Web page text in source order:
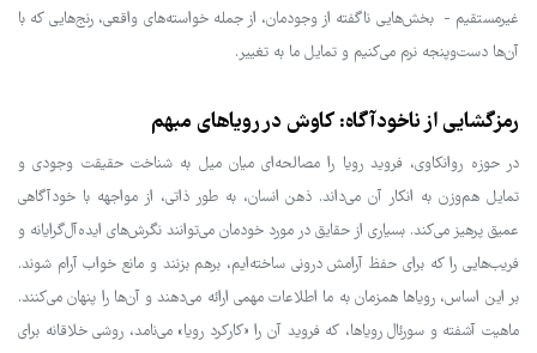
غیرمستقیم - بخش‌هایی ناگفته از وجودمان، از جمله خواسته‌های واقعی، رنج‌هایی که با
آن‌ها دست‌وپنجه نرم می‌کنیم و تمایل ما به تغییر.
رمزگشایی از ناخودآگاه: کاوش در رویاهای مبهم
در حوزه روانکاوی، فروید رویا را مصالحه‌ای میان میل به شناخت حقیقت وجودی و
تمایل هم‌وزن به انکار آن می‌داند. ذهن انسان، به طور ذاتی، از مواجهه با خودآگاهی
عمیق پرهیز می‌کند. بسیاری از حقایق در مورد خودمان می‌توانند نگرش‌های ایده‌آل‌گرایانه و
فریب‌هایی را که برای حفظ آرامش درونی ساخته‌ایم، برهم بزنند و مانع خواب آرام شوند.
بر این اساس، رویاها همزمان به ما اطلاعات مهمی ارائه می‌دهند و آن‌ها را پنهان می‌کنند.
ماهیت آشفته و سورئال رویاها، که فروید آن را «کارکرد رویا» می‌نامد، روشی خلاقانه برای